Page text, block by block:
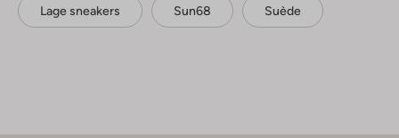
Lage sneakers Sun68 Suède